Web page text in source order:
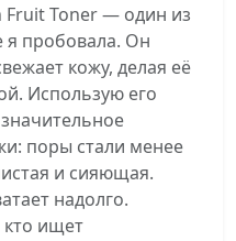
Fruit Toner — один из
я пробовала. Он
кожу, делая её
Использую его
поры стали менее
и сияющая.
надолго.
ищет